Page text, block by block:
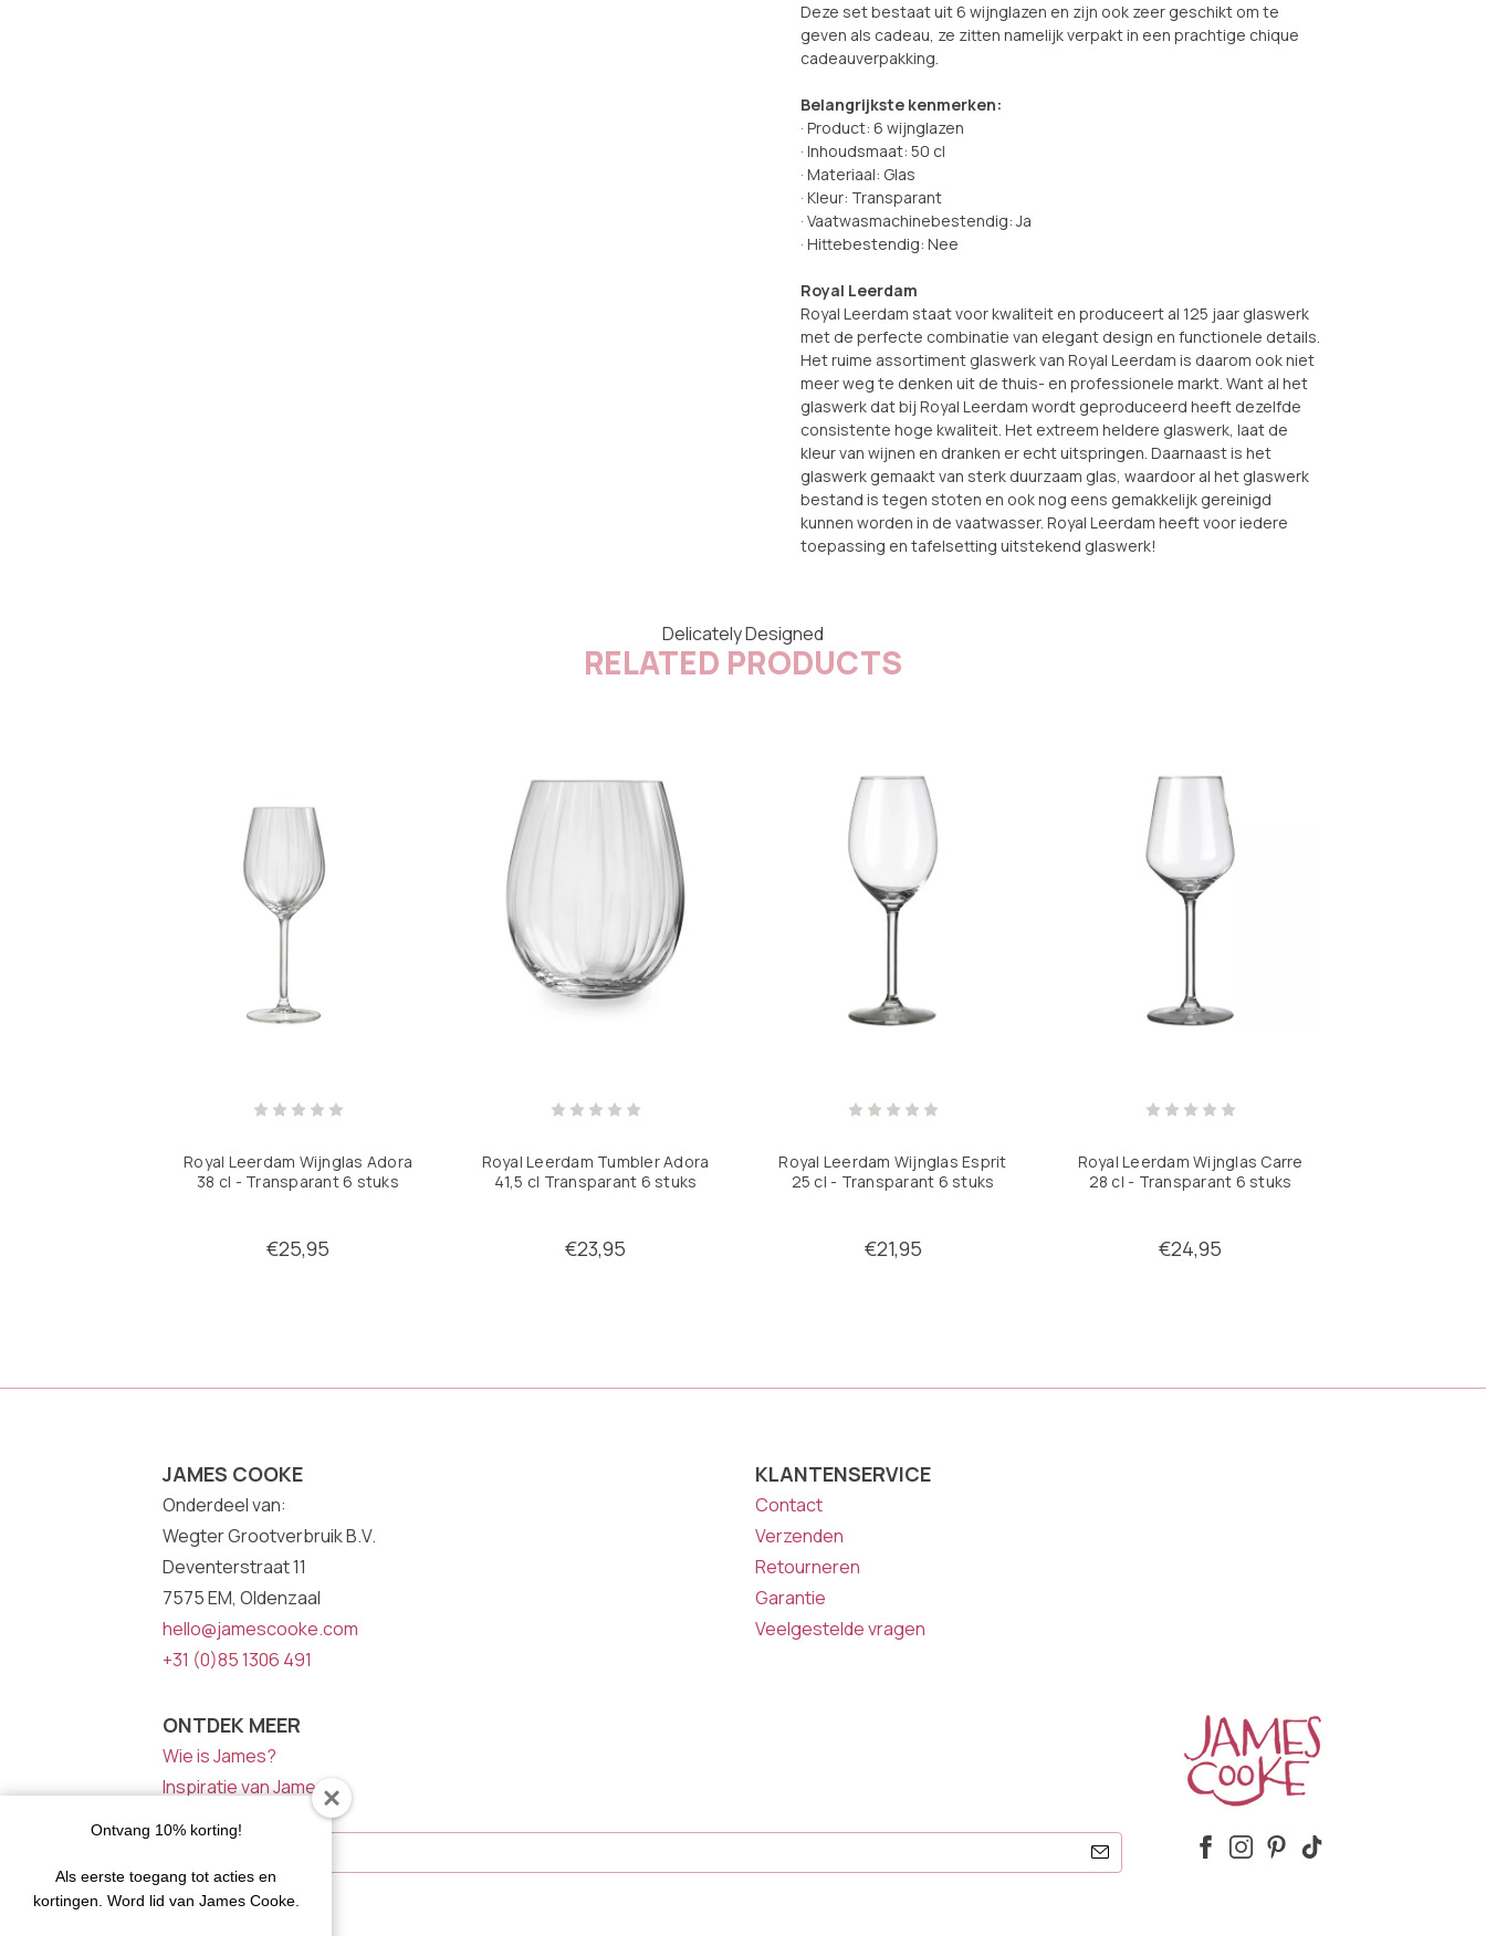
Deze set bestaat uit 6 wijnglazen en zijn ook zeer geschikt om te
geven als cadeau, ze zitten namelijk verpakt in een prachtige chique
cadeauverpakking.
Belangrijkste kenmerken:
· Product: 6 wijnglazen
· Inhoudsmaat: 50 cl
· Materiaal: Glas
· Kleur: Transparant
· Vaatwasmachinebestendig: Ja
· Hittebestendig: Nee
Royal Leerdam
Royal Leerdam staat voor kwaliteit en produceert al 125 jaar glaswerk
met de perfecte combinatie van elegant design en functionele details.
Het ruime assortiment glaswerk van Royal Leerdam is daarom ook niet
meer weg te denken uit de thuis- en professionele markt. Want al het
glaswerk dat bij Royal Leerdam wordt geproduceerd heeft dezelfde
consistente hoge kwaliteit. Het extreem heldere glaswerk, laat de
kleur van wijnen en dranken er echt uitspringen. Daarnaast is het
glaswerk gemaakt van sterk duurzaam glas, waardoor al het glaswerk
bestand is tegen stoten en ook nog eens gemakkelijk gereinigd
kunnen worden in de vaatwasser. Royal Leerdam heeft voor iedere
toepassing en tafelsetting uitstekend glaswerk!
Delicately Designed
RELATED PRODUCTS
Royal Leerdam Wijnglas Adora
38 cl - Transparant 6 stuks
€25,95
Royal Leerdam Tumbler Adora
41,5 cl Transparant 6 stuks
€23,95
Royal Leerdam Wijnglas Esprit
25 cl - Transparant 6 stuks
€21,95
Royal Leerdam Wijnglas Carre
28 cl - Transparant 6 stuks
€24,95
JAMES COOKE
Onderdeel van:
Wegter Grootverbruik B.V.
Deventerstraat 11
7575 EM, Oldenzaal
hello@jamescooke.com
+31 (0)85 1306 491
KLANTENSERVICE
Contact
Verzenden
Retourneren
Garantie
Veelgestelde vragen
ONTDEK MEER
Wie is James?
Inspiratie van James
Ontvang 10% korting!
Als eerste toegang tot acties en
kortingen. Word lid van James Cooke.